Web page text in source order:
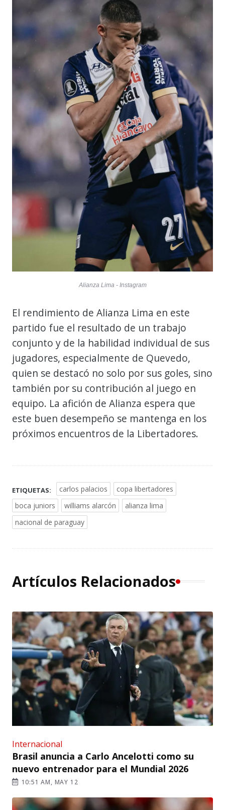
Alianza Lima - Instagram
El rendimiento de Alianza Lima en este
partido fue el resultado de un trabajo
conjunto y de la habilidad individual de sus
jugadores, especialmente de Quevedo,
quien se destacó no solo por sus goles, sino
también por su contribución al juego en
equipo. La afición de Alianza espera que
este buen desempeño se mantenga en los
próximos encuentros de la Libertadores.
ETIQUETAS: carlos palacios
copa libertadores
boca juniors
williams alarcón
alianza lima
nacional de paraguay
Artículos Relacionados
Internacional
Brasil anuncia a Carlo Ancelotti como su
nuevo entrenador para el Mundial 2026
10:51 AM, MAY 12